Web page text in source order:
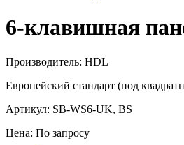
6-клавишная
Производитель: HDL
Европейский стандарт (под
Артикул: SB-WS6-UK, BS
Цена: По запросу